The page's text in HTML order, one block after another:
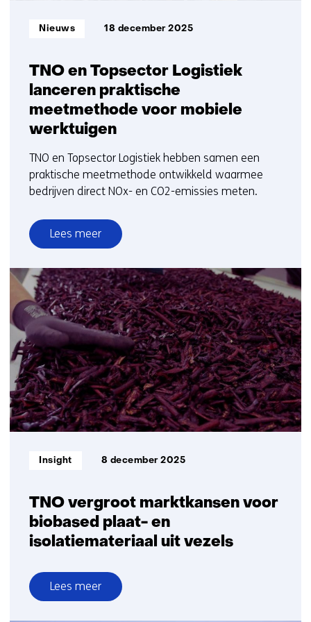
TNO en Topsector Logistiek
lanceren praktische
meetmethode voor mobiele
werktuigen
Informatietype:
Nieuws 18 december 2025
TNO en Topsector Logistiek hebben samen een
praktische meetmethode ontwikkeld waarmee
bedrijven direct NOx- en CO2-emissies meten.
Lees meer
over
TNO
en
Topsector
Logistiek
lanceren
praktische
meetmethode
voor
mobiele
werktuigen
TNO vergroot marktkansen voor
biobased plaat- en
isolatiemateriaal uit vezels
Informatietype:
Insight 8 december 2025
Lees meer
over
TNO